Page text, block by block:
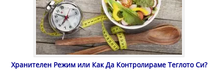
Хранителен Режим или Как Да Контролираме Теглото Си?